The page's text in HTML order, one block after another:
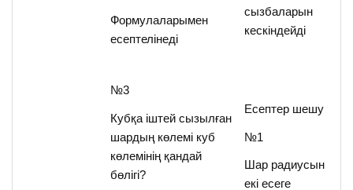
Формулаларымен
есептелінеді
№3
Кубқа іштей сызылған
шардың көлемі куб
көлемінің қандай
бөлігі?
сызбаларын
кескіндейді
Есептер шешу
№1
Шар радиусын
екі есеге